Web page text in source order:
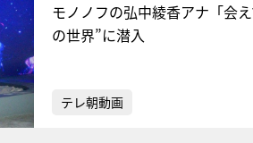
モノノフの弘中綾香アナ「会
の世界”に潜入
テレ朝動画